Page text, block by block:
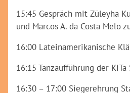
15:45 Gespräch mit Züleyha
und Marcos A. da Costa Melo
16:00 Lateinamerikanische
16:15 Tanzaufführung der KiTa
16:30 – 17:00 Siegerehrung